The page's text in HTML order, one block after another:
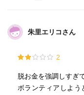
朱里エリコさん
2
脱お金を強調しすぎ
ボランティアしよう